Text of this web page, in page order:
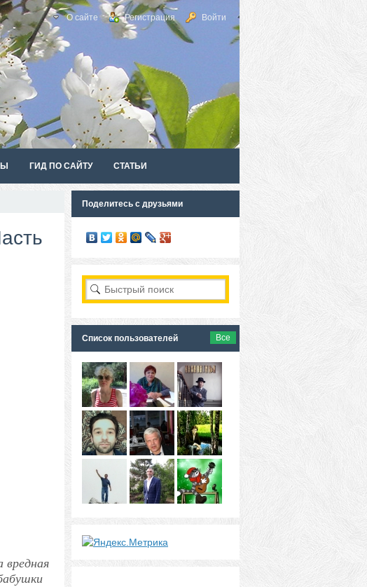
О сайте Регистрация Войти
ГИД ПО САЙТУ СТАТЬИ
вредная
Поделитесь с друзьями
Список пользователей Все